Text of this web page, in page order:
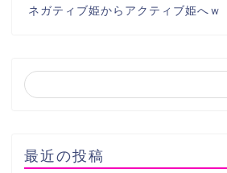
ネガティブ姫からアクティブ姫へｗ
最近の投稿